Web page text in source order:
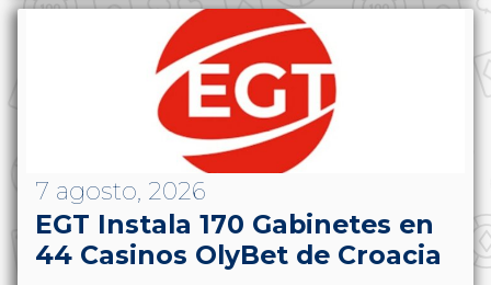
7 agosto, 2026
EGT Instala 170 Gabinetes en
44 Casinos OlyBet de Croacia